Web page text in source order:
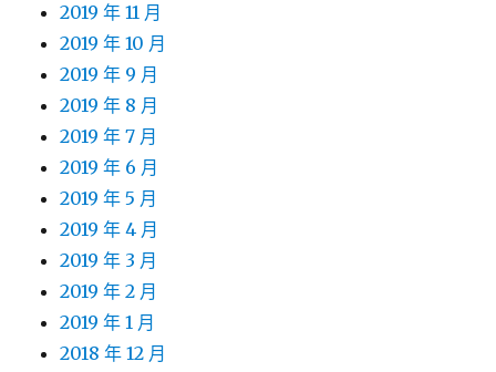
2019 年 11 月
2019 年 10 月
2019 年 9 月
2019 年 8 月
2019 年 7 月
2019 年 6 月
2019 年 5 月
2019 年 4 月
2019 年 3 月
2019 年 2 月
2019 年 1 月
2018 年 12 月